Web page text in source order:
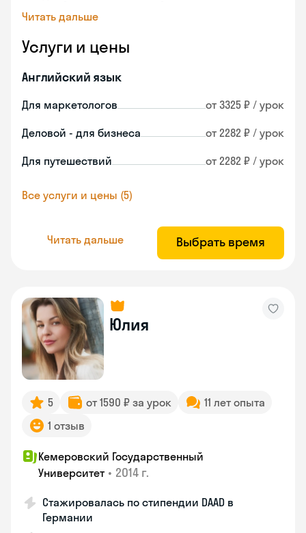
Читать дальше
Услуги и цены
Английский язык
Для маркетологов от 3325 ₽ / урок
Деловой - для бизнеса от 2282 ₽ / урок
Для путешествий от 2282 ₽ / урок
Все услуги и цены (5)
Читать дальше Выбрать время
Юлия
5 от 1590 ₽ за урок
11 лет опыта
1 отзыв
Кемеровский Государственный
Университет • 2014 г.
Стажировалась по стипендии DAAD в
Германии